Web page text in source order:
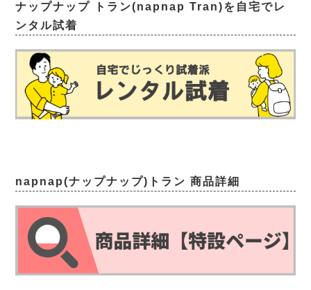
ナップナップ トラン(napnap Tran)を自宅でレ
ンタル試着
napnap(ナップナップ)トラン 商品詳細